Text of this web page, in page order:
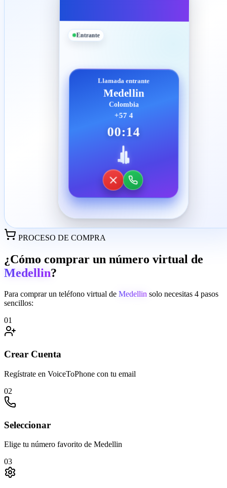
Entrante
Llamada entrante
Medellin
Colombia
+57 4
00:14
PROCESO DE COMPRA
¿Cómo comprar un número virtual de
Medellin?
Para comprar un teléfono virtual de Medellin solo necesitas 4 pasos
sencillos:
01
Crear Cuenta
Regístrate en VoiceToPhone con tu email
02
Seleccionar
Elige tu número favorito de Medellin
03